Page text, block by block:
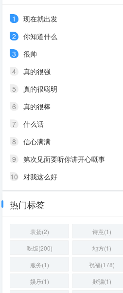
1
现在就出发
2
你知道什么
3
很帅
4
真的很强
5
真的很聪明
6
真的很棒
7
什么话
8
信心满满
9
第次见面要听你讲开心嘅事
10 对我这么好
热门标签
表扬(2) 诗意(1)
吃饭(200)
地方(1)
服务(1)
祝福(178)
娱乐(1)
欺骗(1)